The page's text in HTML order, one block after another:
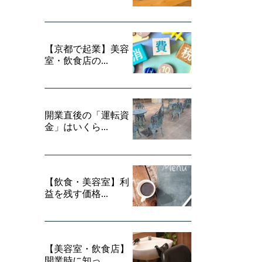
【京都で起業】美容
室・飲食店の...
開業直後の「運転資
金」はいくら...
【飲食・美容室】利
益を残す価格...
【美容室・飲食店】